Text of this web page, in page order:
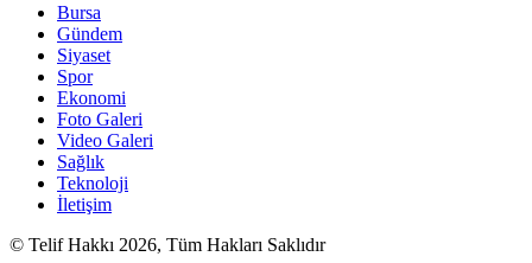
Bursa
Gündem
Siyaset
Spor
Ekonomi
Foto Galeri
Video Galeri
Sağlık
Teknoloji
İletişim
© Telif Hakkı 2026, Tüm Hakları Saklıdır